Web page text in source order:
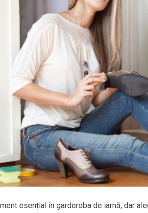
esențial în garderoba de iarnă, dar